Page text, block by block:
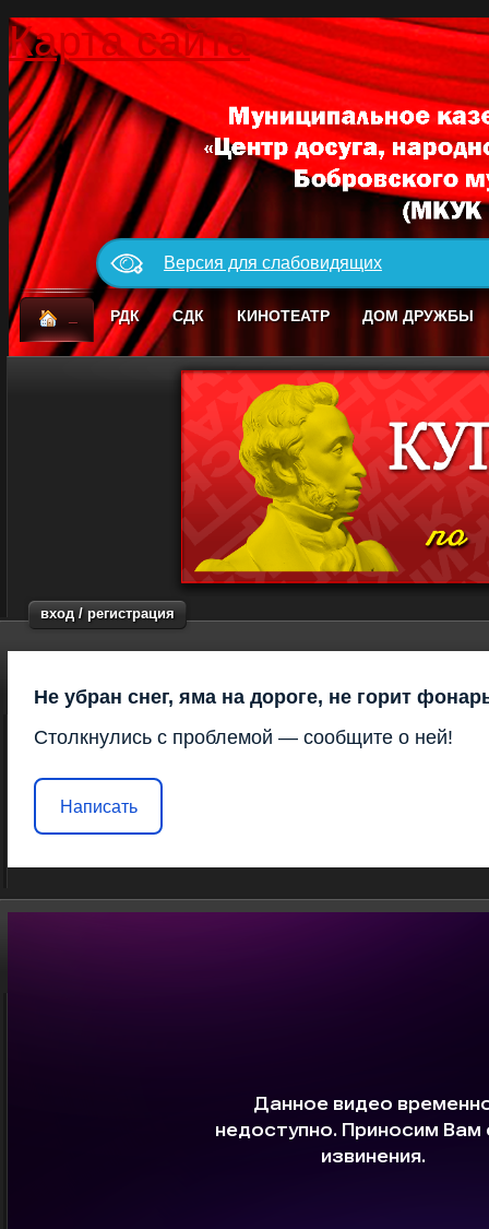
Карта сайта
Версия для слабовидящих
РДК СДК КИНОТЕАТР ДОМ ДРУЖБЫ
вход / регистрация
Не убран снег, яма на дороге, не горит
Столкнулись с проблемой — сообщите о ней!
Написать